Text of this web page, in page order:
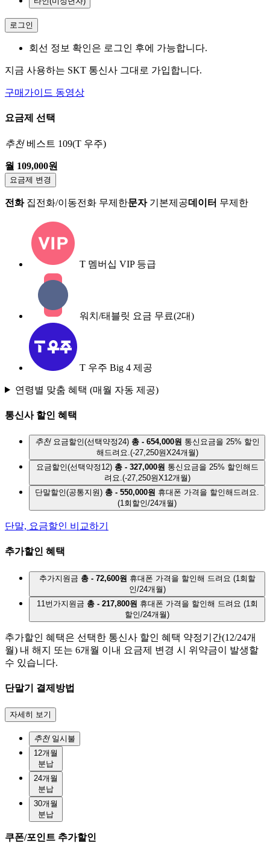
로그인
회선 정보 확인은 로그인 후에 가능합니다.
지금 사용하는 SKT 통신사 그대로 가입합니다.
구매가이드 동영상
요금제 선택
추천 베스트 109(T 우주)
월 109,000원
요금제 변경
전화 집전화/이동전화 무제한문자 기본제공데이터 무제한
T 멤버십 VIP 등급
워치/태블릿 요금 무료(2대)
T 우주 Big 4 제공
연령별 맞춤 혜택 (매월 자동 제공)
통신사 할인 혜택
추천 요금할인(선택약정24) 총 - 654,000원 통신요금을 25% 할인
해드려요.(-27,250원X24개월)
요금할인(선택약정12) 총 - 327,000원 통신요금을 25% 할인해드
려요.(-27,250원X12개월)
단말할인(공통지원) 총 - 550,000원 휴대폰 가격을 할인해드려요.
(1회할인/24개월)
단말, 요금할인 비교하기
추가할인 혜택
추가지원금 총 - 72,600원 휴대폰 가격을 할인해 드려요 (1회할
인/24개월)
11번가지원금 총 - 217,800원 휴대폰 가격을 할인해 드려요 (1회
할인/24개월)
추가할인 혜택은 선택한 통신사 할인 혜택 약정기간(12/24개
월) 내 해지 또는 6개월 이내 요금제 변경 시 위약금이 발생할
수 있습니다.
단말기 결제방법
자세히 보기
추천 일시불
12개월
분납
24개월
분납
30개월
분납
쿠폰/포인트 추가할인